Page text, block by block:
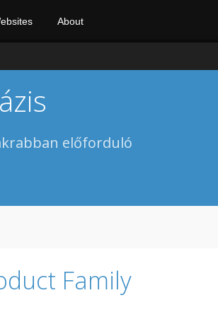
About
előforduló
Family